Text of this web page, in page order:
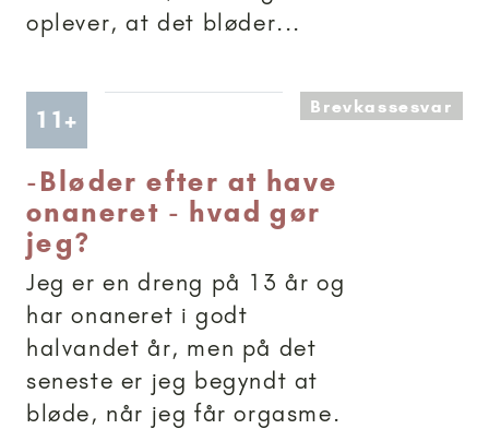
oplever, at det bløder...
11+ Artikler anbefalet til 11+Brevkassesvar
-Bløder efter at have
onaneret - hvad gør
jeg?
Jeg er en dreng på 13 år og
har onaneret i godt
halvandet år, men på det
seneste er jeg begyndt at
bløde, når jeg får orgasme.